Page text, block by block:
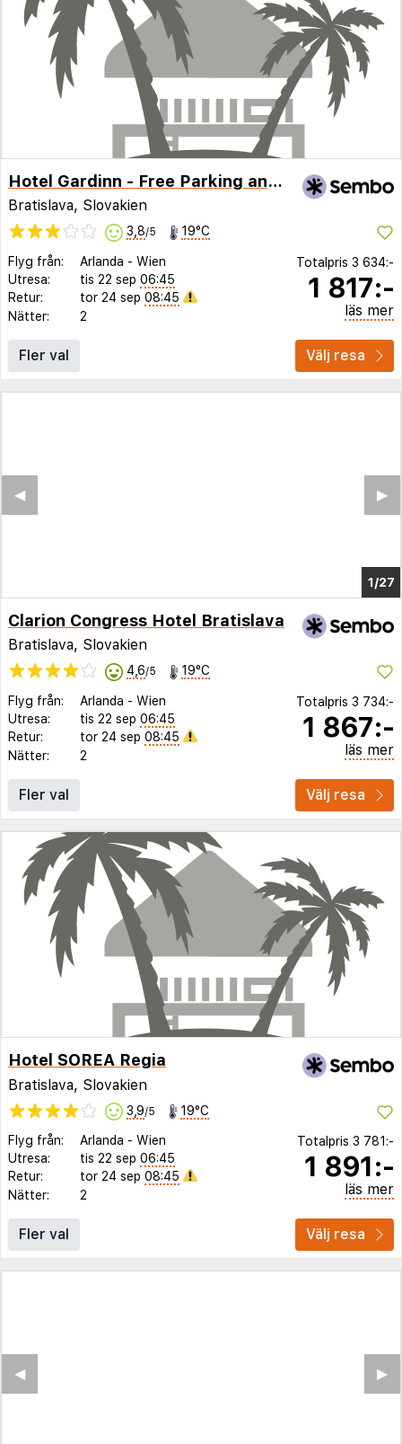
Hotel Gardinn - Free Parking and Quiet Garden
Bratislava, Slovakien
3,8/5 19°C
Flyg från: Arlanda - Wien
Utresa:
tis 22 sep 06:45
Retur:
tor 24 sep 08:45
Nätter:
2
Totalpris 3 634:-
1 817:-
läs mer
Fler val Välj resa
1/23
▶︎
◀︎
Clarion Congress Hotel Bratislava
Bratislava, Slovakien
4,6/5 19°C
Flyg från: Arlanda - Wien
Utresa:
tis 22 sep 06:45
Retur:
tor 24 sep 08:45
Nätter:
2
Totalpris 3 734:-
1 867:-
läs mer
Fler val Välj resa
Hotel SOREA Regia
Bratislava, Slovakien
3,9/5 19°C
Flyg från: Arlanda - Wien
Utresa:
tis 22 sep 06:45
Retur:
tor 24 sep 08:45
Nätter:
2
Totalpris 3 781:-
1 891:-
läs mer
Fler val Välj resa
▶︎
◀︎